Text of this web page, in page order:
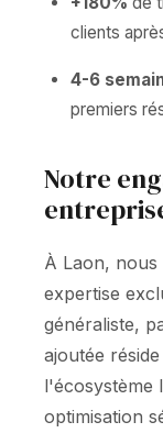
clients
4-6
premiers
Notre
À Laon,
expertise
généraliste,
ajoutée
l'écosystème
optimisation